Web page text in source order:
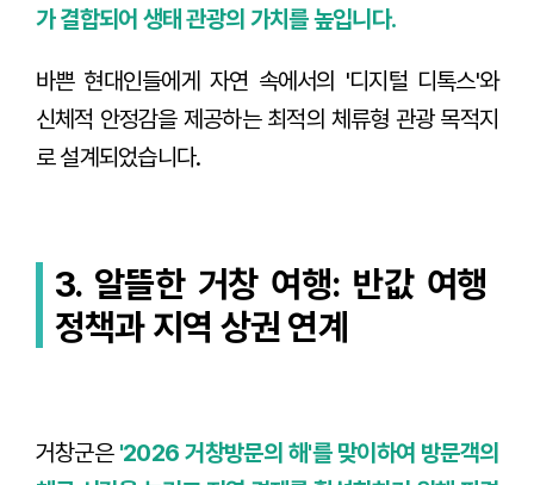
가 결합되어 생태 관광의 가치를 높입니다.
바쁜 현대인들에게 자연 속에서의 '디지털 디톡스'와
신체적 안정감을 제공하는 최적의 체류형 관광 목적지
로 설계되었습니다.
3. 알뜰한 거창 여행: 반값 여행
정책과 지역 상권 연계
거창군은'2026 거창방문의 해'를 맞이하여 방문객의